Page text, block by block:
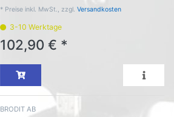
* Preise inkl. MwSt., zzgl. Versandkosten
3-10 Werktage
102,90 € *
BRODIT AB